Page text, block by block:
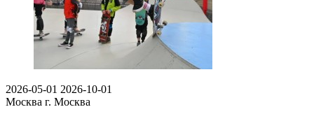
2026-05-01 2026-10-01
Москва г. Москва